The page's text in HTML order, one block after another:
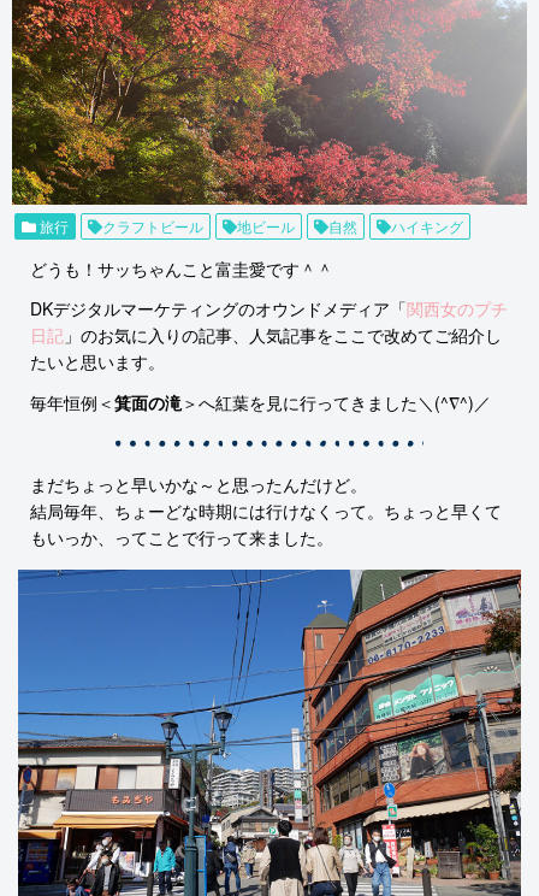
旅行 クラフトビール 地ビール 自然 ハイキング
どうも！サッちゃんこと富圭愛です＾＾
DKデジタルマーケティングのオウンドメディア「関西女のプチ
日記 」のお気に入りの記事、人気記事をここで改めてご紹介し
たいと思います。
毎年恒例＜箕面の滝＞へ紅葉を見に行ってきました＼(^∇^)／
まだちょっと早いかな～と思ったんだけど。
結局毎年、ちょーどな時期には行けなくって。ちょっと早くて
もいっか、ってことで行って来ました。